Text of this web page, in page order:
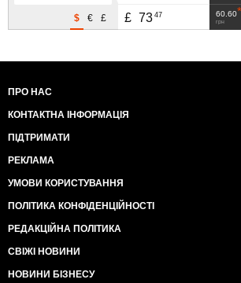
£
€
$ 60.60
грн
£ 73 47
ПРО НАС
КОНТАКТНА ІНФОРМАЦІЯ
ПІДТРИМАТИ
РЕКЛАМА
УМОВИ КОРИСТУВАННЯ
ПОЛІТИКА КОНФІДЕНЦІЙНОСТІ
РЕДАКЦІЙНА ПОЛІТИКА
СВІЖІ НОВИНИ
НОВИНИ БІЗНЕСУ